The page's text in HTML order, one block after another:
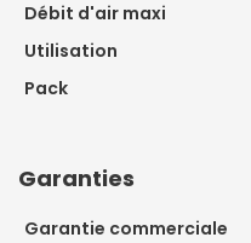
Débit d'air maxi
Utilisation
Pack
Garanties
Garantie commerciale